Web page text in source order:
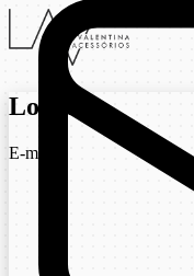
Login
E-mail